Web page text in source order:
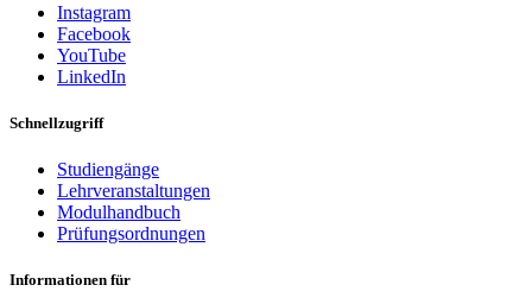
Instagram
Facebook
YouTube
LinkedIn
Schnellzugriff
Studiengänge
Lehrveranstaltungen
Modulhandbuch
Prüfungsordnungen
Informationen für